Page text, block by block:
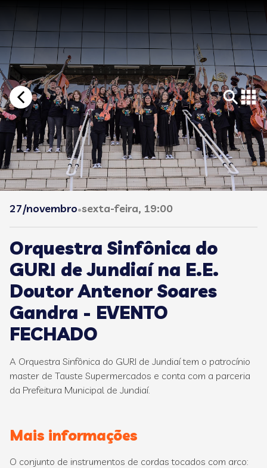
27/novembro•sexta-feira, 19:00
Orquestra Sinfônica do
GURI de Jundiaí na E.E.
Doutor Antenor Soares
Gandra - EVENTO
FECHADO
A Orquestra Sinfônica do GURI de Jundiaí tem o patrocínio
master de Tauste Supermercados e conta com a parceria
da Prefeitura Municipal de Jundiaí.
Mais informações
O conjunto de instrumentos de cordas tocados com arco: